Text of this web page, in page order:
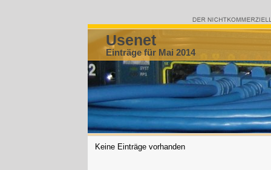
Usenet
Einträge für Mai 2014
Keine Einträge vorhanden